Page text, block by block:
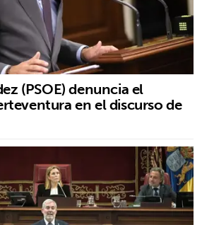
(PSOE) denuncia el
en el discurso de